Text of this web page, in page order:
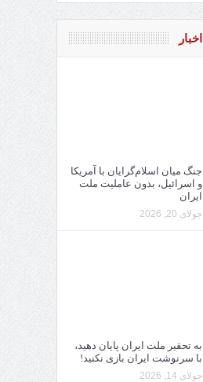
اخبار
جنگ میان اسلام‌گرایان با آمریکا
و اسرائیل، بدون عاملیت ملت
ایران
جولای 20, 2026
به تحقیر ملت ایران پایان دهید،
با سرنوشت ایران بازی نکنید!
جولای 14, 2026